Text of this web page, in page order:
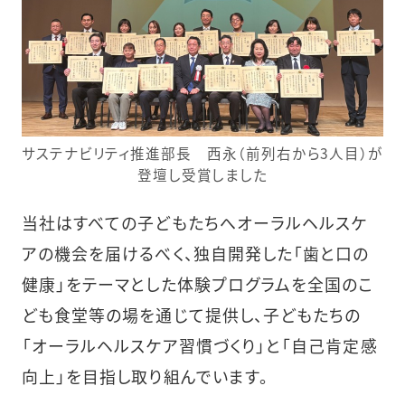
サステナビリティ推進部長 西永（前列右から3人目）が
登壇し受賞しました
当社はすべての子どもたちへオーラルヘルスケ
アの機会を届けるべく、独自開発した「歯と口の
健康」をテーマとした体験プログラムを全国のこ
ども食堂等の場を通じて提供し、子どもたちの
「オーラルヘルスケア習慣づくり」と「自己肯定感
向上」を目指し取り組んでいます。